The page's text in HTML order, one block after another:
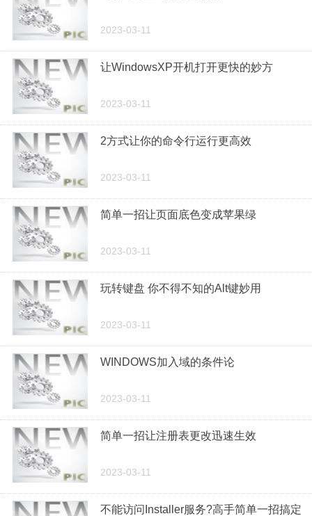
2023-03-11
让WindowsXP开机打开更快的妙方
2023-03-11
2方式让你的命令行运行更高效
2023-03-11
简单一招让页面底色变成苹果绿
2023-03-11
玩转键盘 你不得不知的Alt键妙用
2023-03-11
WINDOWS加入域的条件论
2023-03-11
简单一招让注册表更改迅速生效
2023-03-11
不能访问Installer服务?高手简单一招搞定